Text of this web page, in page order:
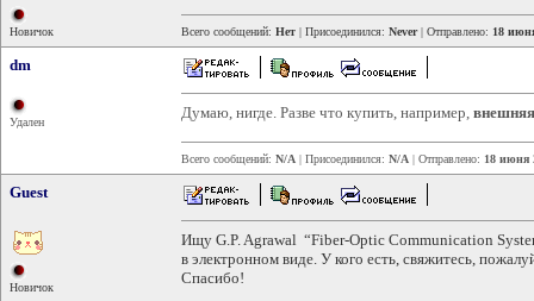
Новичок Всего сообщений: Нет | Присоединился: Never| Отправлено: 18
dm
Удален
Думаю, нигде. Разве что купить, например,
Всего сообщений: N/A | Присоединился: N/A | Отправлено: 18 июня
Guest
Новичок
Ищу G.P. Agrawal “Fiber-Optic Communication
в электронном виде. У кого есть, свяжитесь,
Спасибо!